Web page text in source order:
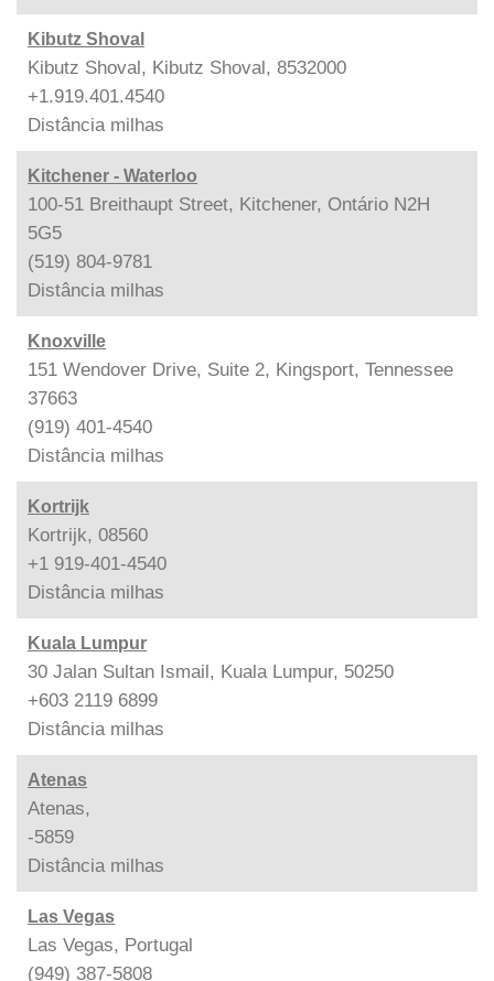
Kibutz Shoval
Kibutz Shoval, Kibutz Shoval, 8532000
+1.919.401.4540
Distância milhas
Kitchener - Waterloo
100-51 Breithaupt Street, Kitchener, Ontário N2H
5G5
(519) 804-9781
Distância milhas
Knoxville
151 Wendover Drive, Suite 2, Kingsport, Tennessee
37663
(919) 401-4540
Distância milhas
Kortrijk
Kortrijk, 08560
+1 919-401-4540
Distância milhas
Kuala Lumpur
30 Jalan Sultan Ismail, Kuala Lumpur, 50250
+603 2119 6899
Distância milhas
Atenas
Atenas,
-5859
Distância milhas
Las Vegas
Las Vegas, Portugal
(949) 387-5808